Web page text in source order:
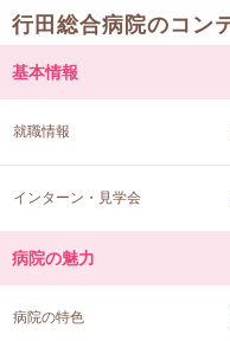
行田総合病院のコン
基本情報
就職情報
インターン・見学会
病院の魅力
病院の特色